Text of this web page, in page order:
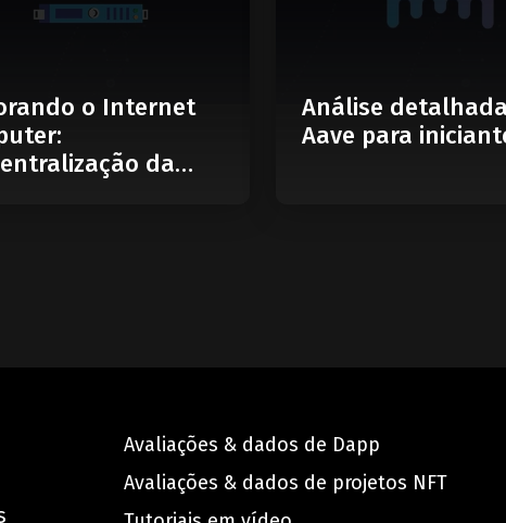
o Internet
da
Análise
Aave para
Avaliações & dados de Dapp
Avaliações & dados de projetos NFT